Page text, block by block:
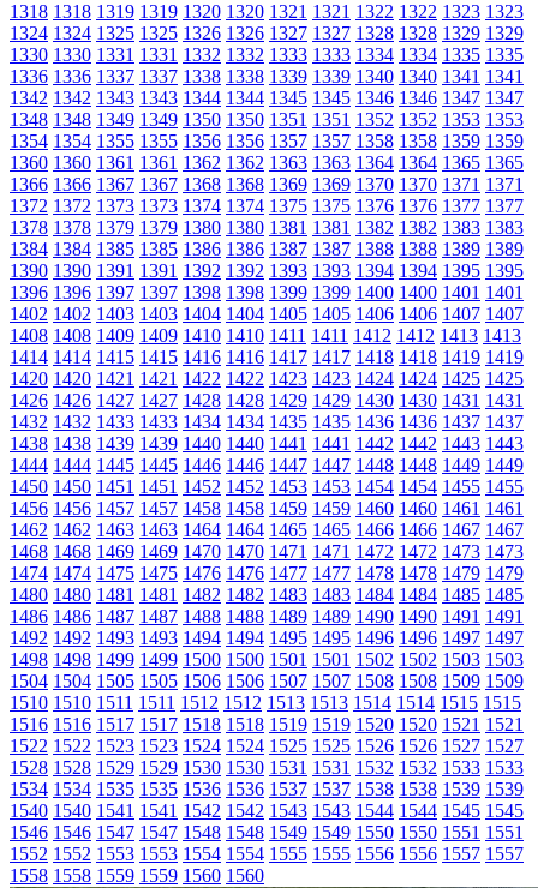
1318 1318 1319 1319 1320 1320 1321 1321 1322 1322 1323 1323
1324 1324 1325 1325 1326 1326 1327 1327 1328 1328 1329 1329
1330 1330 1331 1331 1332 1332 1333 1333 1334 1334 1335 1335
1336 1336 1337 1337 1338 1338 1339 1339 1340 1340 1341 1341
1342 1342 1343 1343 1344 1344 1345 1345 1346 1346 1347 1347
1348 1348 1349 1349 1350 1350 1351 1351 1352 1352 1353 1353
1354 1354 1355 1355 1356 1356 1357 1357 1358 1358 1359 1359
1360 1360 1361 1361 1362 1362 1363 1363 1364 1364 1365 1365
1366 1366 1367 1367 1368 1368 1369 1369 1370 1370 1371 1371
1372 1372 1373 1373 1374 1374 1375 1375 1376 1376 1377 1377
1378 1378 1379 1379 1380 1380 1381 1381 1382 1382 1383 1383
1384 1384 1385 1385 1386 1386 1387 1387 1388 1388 1389 1389
1390 1390 1391 1391 1392 1392 1393 1393 1394 1394 1395 1395
1396 1396 1397 1397 1398 1398 1399 1399 1400 1400 1401 1401
1402 1402 1403 1403 1404 1404 1405 1405 1406 1406 1407 1407
1408 1408 1409 1409 1410 1410 1411 1411 1412 1412 1413 1413
1414 1414 1415 1415 1416 1416 1417 1417 1418 1418 1419 1419
1420 1420 1421 1421 1422 1422 1423 1423 1424 1424 1425 1425
1426 1426 1427 1427 1428 1428 1429 1429 1430 1430 1431 1431
1432 1432 1433 1433 1434 1434 1435 1435 1436 1436 1437 1437
1438 1438 1439 1439 1440 1440 1441 1441 1442 1442 1443 1443
1444 1444 1445 1445 1446 1446 1447 1447 1448 1448 1449 1449
1450 1450 1451 1451 1452 1452 1453 1453 1454 1454 1455 1455
1456 1456 1457 1457 1458 1458 1459 1459 1460 1460 1461 1461
1462 1462 1463 1463 1464 1464 1465 1465 1466 1466 1467 1467
1468 1468 1469 1469 1470 1470 1471 1471 1472 1472 1473 1473
1474 1474 1475 1475 1476 1476 1477 1477 1478 1478 1479 1479
1480 1480 1481 1481 1482 1482 1483 1483 1484 1484 1485 1485
1486 1486 1487 1487 1488 1488 1489 1489 1490 1490 1491 1491
1492 1492 1493 1493 1494 1494 1495 1495 1496 1496 1497 1497
1498 1498 1499 1499 1500 1500 1501 1501 1502 1502 1503 1503
1504 1504 1505 1505 1506 1506 1507 1507 1508 1508 1509 1509
1510 1510 1511 1511 1512 1512 1513 1513 1514 1514 1515 1515
1516 1516 1517 1517 1518 1518 1519 1519 1520 1520 1521 1521
1522 1522 1523 1523 1524 1524 1525 1525 1526 1526 1527 1527
1528 1528 1529 1529 1530 1530 1531 1531 1532 1532 1533 1533
1534 1534 1535 1535 1536 1536 1537 1537 1538 1538 1539 1539
1540 1540 1541 1541 1542 1542 1543 1543 1544 1544 1545 1545
1546 1546 1547 1547 1548 1548 1549 1549 1550 1550 1551 1551
1552 1552 1553 1553 1554 1554 1555 1555 1556 1556 1557 1557
1558 1558 1559 1559 1560 1560